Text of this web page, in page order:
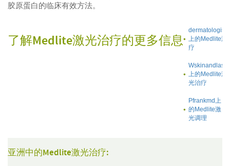
胶原蛋白的临床有效方法。
了解Medlite激光治疗的更多信息
上的Medlite激
疗
Wskinandlaser
上的Medlite激
光治疗
Pfrankmd上
的Medlite激
光调理
亚洲中的Medlite激光治疗: